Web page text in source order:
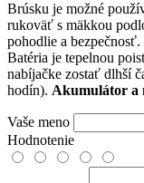
Brúsku je možné
rukoväť s mäkkou
pohodlie a
Batéria je tepelnou
nabíjačke zostať dlhší
hodín). Akumulátor a
Vaše meno
Hodnotenie